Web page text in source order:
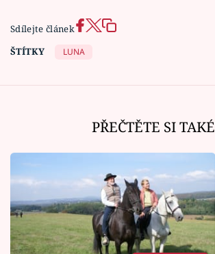
Sdílejte článek
ŠTÍTKY
LUNA
PŘEČTĚTE SI TAKÉ